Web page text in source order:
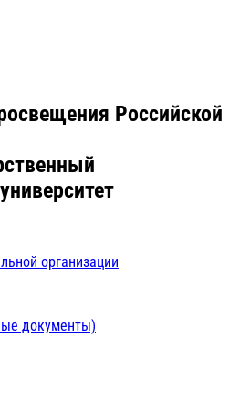
Российской
организации
документы)